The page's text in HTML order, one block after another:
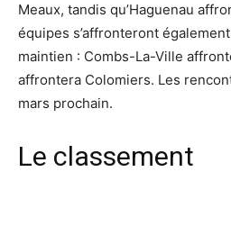
Meaux, tandis qu’Haguenau
équipes s’affronteront
maintien : Combs-La-Ville
affrontera Colomiers. Les
mars prochain.
Le classement